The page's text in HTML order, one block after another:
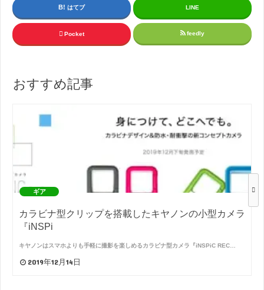
はてブ LINE
Pocket feedly
おすすめ記事
ギア
カラビナ型クリップを搭載したキヤノンの小型カメラ
『iNSPi
キヤノンはスマホよりも手軽に撮影を楽しめるカラビナ型カメラ『iNSPiC REC…
2019年12月14日